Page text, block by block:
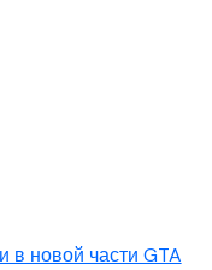
в новой части GTA